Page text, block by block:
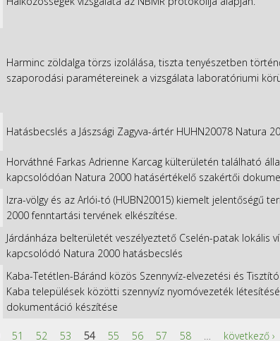
Harminc zöldalga törzs izolálása, tiszta tenyészetben
szaporodási paramétereinek a vizsgálata laboratóriumi
Hatásbecslés a Jászsági Zagyva-ártér HUHN20078 Natura
Horváthné Farkas Adrienne Karcag külterületén található
kapcsolódóan Natura 2000 hatásértékelő szakértői
Izra-völgy és az Arlói-tó (HUBN20015) kiemelt jelentőségű
2000 fenntartási tervének elkészítése.
Járdánháza belterületét veszélyeztető Cselén-patak lokális
kapcsolódó Natura 2000 hatásbecslés
Kaba-Tetétlen-Báránd közös Szennyvíz-elvezetési és
Kaba települések közötti szennyvíz nyomóvezeték
dokumentáció készítése
51 52 53 54 55 56 57 58 … következő ›